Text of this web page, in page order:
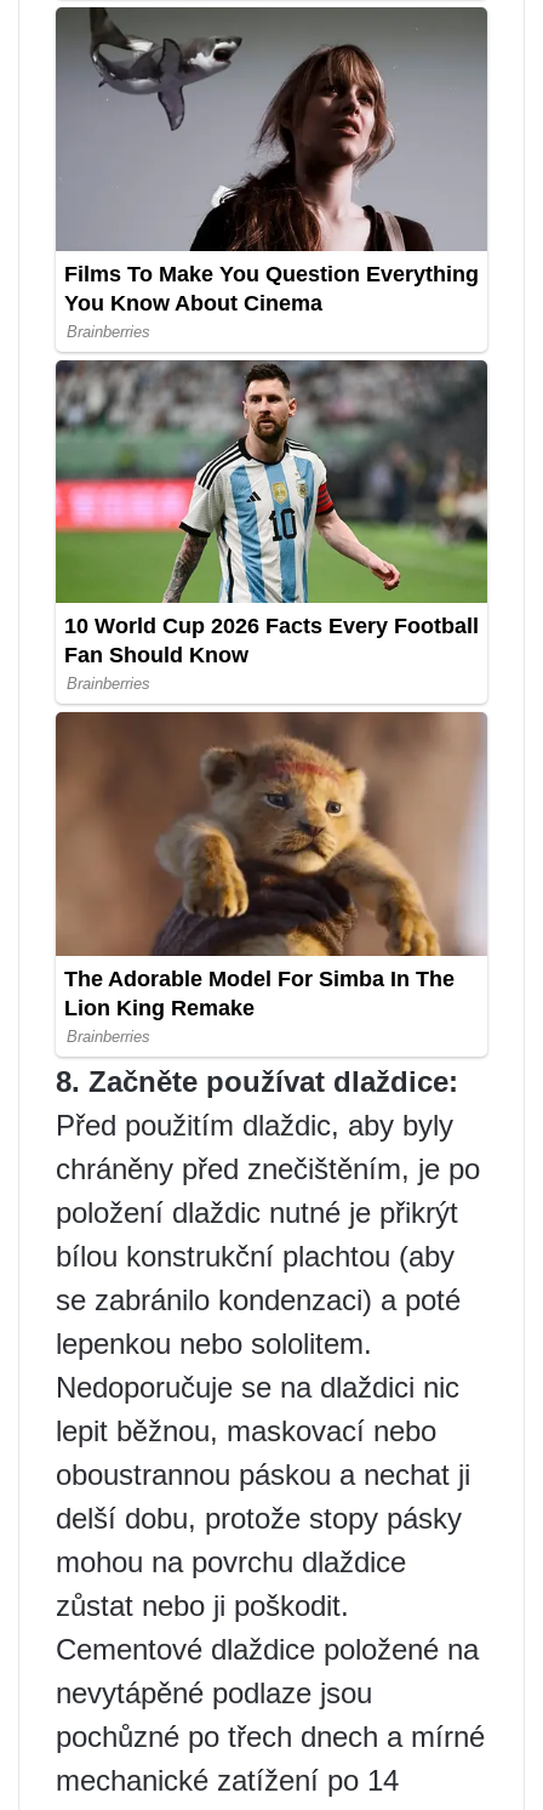
8. Začněte používat dlaždice:
Před použitím dlaždic, aby byly
chráněny před znečištěním, je po
položení dlaždic nutné je přikrýt
bílou konstrukční plachtou (aby
se zabránilo kondenzaci) a poté
lepenkou nebo sololitem.
Nedoporučuje se na dlaždici nic
lepit běžnou, maskovací nebo
oboustrannou páskou a nechat ji
delší dobu, protože stopy pásky
mohou na povrchu dlaždice
zůstat nebo ji poškodit.
Cementové dlaždice položené na
nevytápěné podlaze jsou
pochůzné po třech dnech a mírné
mechanické zatížení po 14